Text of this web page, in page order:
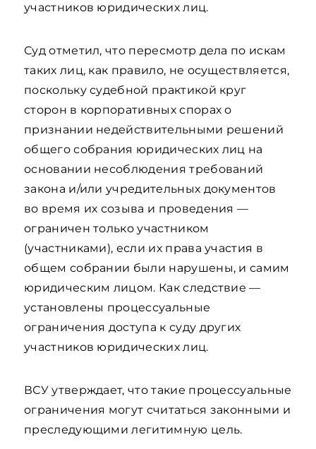
участников юридических лиц.
Суд отметил, что пересмотр дела по искам
таких лиц, как правило, не осуществляется,
поскольку судебной практикой круг
сторон в корпоративных спорах о
признании недействительными решений
общего собрания юридических лиц на
основании несоблюдения требований
закона и/или учредительных документов
во время их созыва и проведения —
ограничен только участником
(участниками), если их права участия в
общем собрании были нарушены, и самим
юридическим лицом. Как следствие —
установлены процессуальные
ограничения доступа к суду других
участников юридических лиц.
ВСУ утверждает, что такие процессуальные
ограничения могут считаться законными и
преследующими легитимную цель.